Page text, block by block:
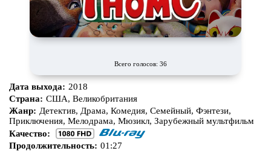
Всего голосов: 36
Дата выхода: 2018
Страна: США, Великобритания
Жанр: Детектив, Драма, Комедия, Семейный, Фэнтези,
Приключения, Мелодрама, Мюзикл, Зарубежный мультфильм
Качество:
Продолжительность: 01:27